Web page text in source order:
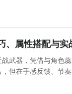
、属性搭配与实
武器，凭借与角色
但在手感反馈、节